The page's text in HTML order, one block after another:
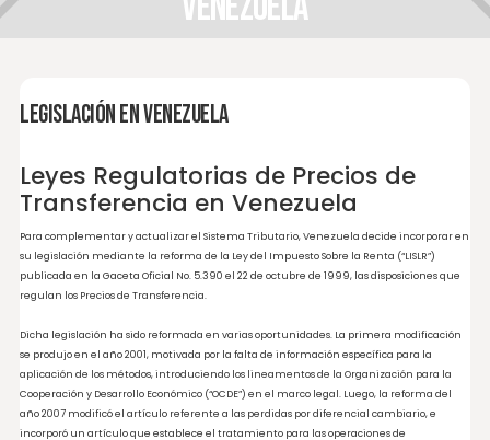
Legislación en Venezuela
Leyes Regulatorias de Precios de
Transferencia en Venezuela
su legislación mediante la reforma de la Ley del Impuesto Sobre la Renta (“LISLR”)
publicada en la Gaceta Oficial No. 5.390 el 22 de octubre de 1999, las disposiciones
regulan los Precios de Transferencia.
Dicha legislación ha sido reformada en varias oportunidades. La primera